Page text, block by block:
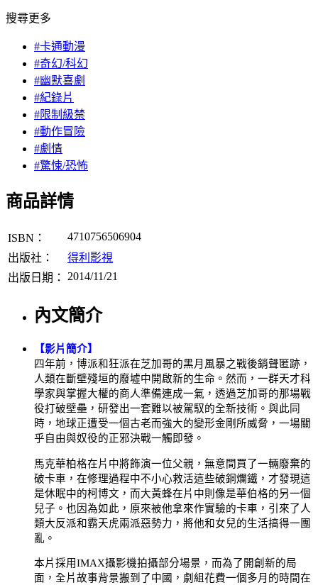
搜尋更多
#卡通動漫
#奇幻/科幻
#幽默喜劇
#紀錄片
#限制級禁
#動作冒險
#劇情
#驚悚/恐怖
商品詳情
ISBN：
4710756506904
出版社：
得利影視
出版日期：
2014/11/21
內文簡介
【影片簡介】
四年前，博派和狂派在芝加哥的黑月風暴之戰後銷聲匿跡，
人類在斷壁殘垣的廢墟中開啟新的生命。然而，一群天才科
學家與掌握大權的商人準備連成一氣，透過芝加哥的那場戰
役打破壁壘，研發出一套難以被駕馭的全新技術。與此同
時，地球正遭受一個古老而強大的變形金剛所威脅，一場關
乎自由與奴役的正邪決戰一觸即發。
馬克華柏格在片中將飾演一位父親，無意間買了一輛廢棄的
破卡車，在修理過程中不小心救活這些破銅爛鐵，才發現這
是休眠中的柯博文，而大黃蜂在片中則像是華伯格的另一個
兒子。也因為如此，原來被他拿來作實驗的卡車，引來了人
類大反派和霸天虎兩派惡勢力，將他和女兒的生活搞得一團
亂。
本片採用IMAX攝影機拍攝部分場景，而為了開創新的局
面，全片故事背景搬到了中國，劇組花費一個多月的時間在